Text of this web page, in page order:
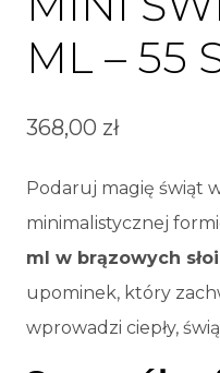
ML – 55
368,00 zł
Podaruj magię świąt
minimalistycznej
ml w brązowych
upominek, który
wprowadzi ciepły,